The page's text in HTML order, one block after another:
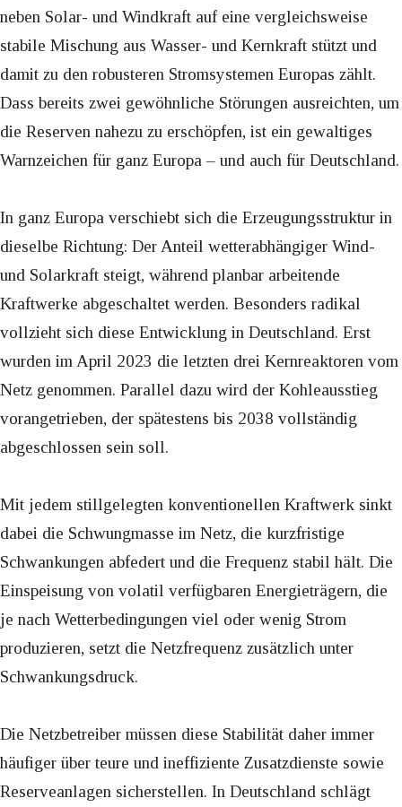
neben Solar- und Windkraft auf eine vergleichsweise
stabile Mischung aus Wasser- und Kernkraft stützt und
damit zu den robusteren Stromsystemen Europas zählt.
Dass bereits zwei gewöhnliche Störungen ausreichten, um
die Reserven nahezu zu erschöpfen, ist ein gewaltiges
Warnzeichen für ganz Europa – und auch für Deutschland.
In ganz Europa verschiebt sich die Erzeugungsstruktur in
dieselbe Richtung: Der Anteil wetterabhängiger Wind-
und Solarkraft steigt, während planbar arbeitende
Kraftwerke abgeschaltet werden. Besonders radikal
vollzieht sich diese Entwicklung in Deutschland. Erst
wurden im April 2023 die letzten drei Kernreaktoren vom
Netz genommen. Parallel dazu wird der Kohleausstieg
vorangetrieben, der spätestens bis 2038 vollständig
abgeschlossen sein soll.
Mit jedem stillgelegten konventionellen Kraftwerk sinkt
dabei die Schwungmasse im Netz, die kurzfristige
Schwankungen abfedert und die Frequenz stabil hält. Die
Einspeisung von volatil verfügbaren Energieträgern, die
je nach Wetterbedingungen viel oder wenig Strom
produzieren, setzt die Netzfrequenz zusätzlich unter
Schwankungsdruck.
Die Netzbetreiber müssen diese Stabilität daher immer
häufiger über teure und ineffiziente Zusatzdienste sowie
Reserveanlagen sicherstellen. In Deutschland schlägt